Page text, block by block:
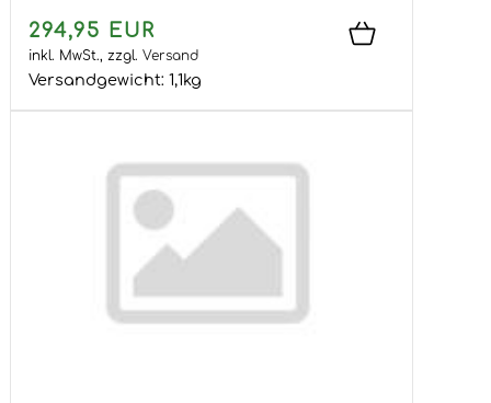
294,95 EUR
inkl. MwSt., zzgl. Versand
Versandgewicht: 1,1kg